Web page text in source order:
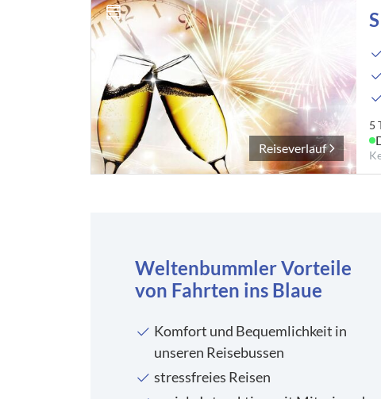
Reiseverlauf
5
Weltenbummler Vorteile
von Fahrten ins Blaue
Komfort und Bequemlichkeit in
unseren Reisebussen
stressfreies Reisen